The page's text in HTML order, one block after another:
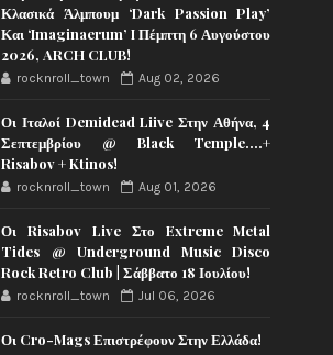
Κλασικά Άλμπουμ ‘Dark Passion Play’
Και ‘Imaginaerum’ I Πέμπτη 6 Αυγούστου
2026, ARCH CLUB!
rocknroll_town Aug 02, 2026
Οι Ιταλοί Demidead Liive Στην Αθήνα, 4
Σεπτεμβρίου @ Black Temple….+
Risabov + Ktinos!
rocknroll_town Aug 01, 2026
Οι Risabov Live Στο Extreme Metal
Tides @ Underground Music Disco
Rock Retro Club | Σάββατο 18 Ιουλίου!
rocknroll_town Jul 06, 2026
Οι Cro-Mags Επιστρέφουν Στην Ελλάδα!